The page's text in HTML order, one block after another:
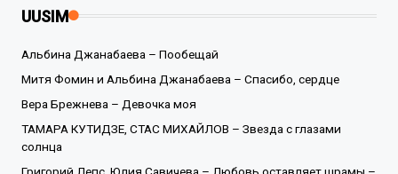
UUSIM
Альбина Джанабаева – Пообещай
Митя Фомин и Альбина Джанабаева – Спасибо, сердце
Вера Брежнева – Девочка моя
ТАМАРА КУТИДЗЕ, СТАС МИХАЙЛОВ – Звезда с глазами
солнца